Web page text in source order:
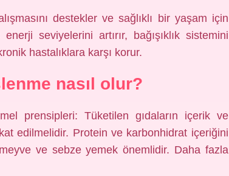
destekler ve sağlıklı bir yaşam için
seviyelerini artırır, bağışıklık sistemini
hastalıklara karşı korur.
nasıl olur?
prensipleri: Tüketilen gıdaların içerik ve
edilmelidir. Protein ve karbonhidrat içeriğini
ve sebze yemek önemlidir. Daha fazla